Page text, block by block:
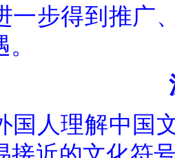
一步得到推广
国人理解中国